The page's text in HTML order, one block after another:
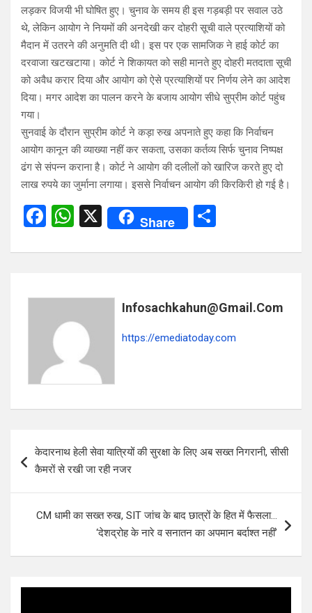
लड़कर विजयी भी घोषित हुए। चुनाव के समय ही इस गड़बड़ी पर सवाल उठे
थे, लेकिन आयोग ने नियमों की अनदेखी कर दोहरी सूची वाले प्रत्याशियों को
मैदान में उतरने की अनुमति दी थी। इस पर एक सामजिक ने हाई कोर्ट का
दरवाजा खटखटाया। कोर्ट ने शिकायत को सही मानते हुए दोहरी मतदाता सूची
को अवैध करार दिया और आयोग को ऐसे प्रत्याशियों पर निर्णय लेने का आदेश
दिया। मगर आदेश का पालन करने के बजाय आयोग सीधे सुप्रीम कोर्ट पहुंच
गया।
सुनवाई के दौरान सुप्रीम कोर्ट ने कड़ा रुख अपनाते हुए कहा कि निर्वाचन
आयोग कानून की व्याख्या नहीं कर सकता, उसका कर्तव्य सिर्फ चुनाव निष्पक्ष
ढंग से संपन्न कराना है। कोर्ट ने आयोग की दलीलों को खारिज करते हुए दो
लाख रुपये का जुर्माना लगाया। इससे निर्वाचन आयोग की किरकिरी हो गई है।
F
ce
o
o
k
W
at
A
p
p
X Share
ar
Infosachkahun@gmail.com
https://emediatoday.com
navigation
केदारनाथ हेली सेवा यात्रियों की सुरक्षा के लिए अब सख्त निगरानी, सीसी
कैमरों से रखी जा रही नजर
CM धामी का सख्त रुख, SIT जांच के बाद छात्रों के हित में फैसला…
‘देशद्रोह के नारे व सनातन का अपमान बर्दाश्त नहीं’